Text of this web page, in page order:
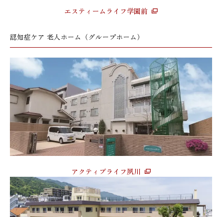
エスティームライフ学園前
認知症ケア 老人ホーム（グループホーム）
アクティブライフ夙川